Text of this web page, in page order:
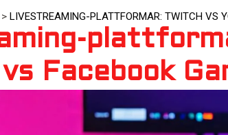
> LIVESTREAMING-PLATTFORMAR: TWITCH VS
vs Facebook